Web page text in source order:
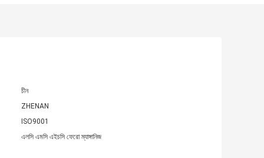
চীন
ZHENAN
ISO9001
এলসি এমসি এইচসি ফেরো ম্যাঙ্গানিজ